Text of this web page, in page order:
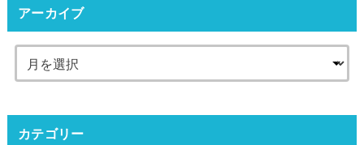
アーカイブ
カテゴリー